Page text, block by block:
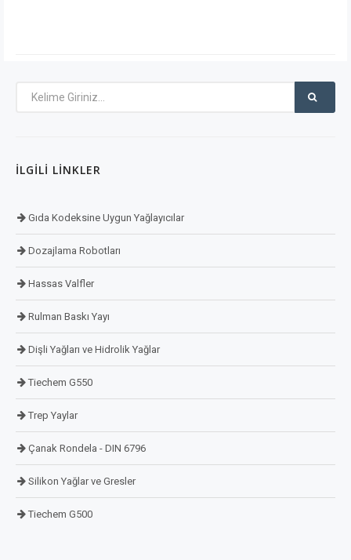
İLGILI LINKLER
Gıda Kodeksine Uygun Yağlayıcılar
Dozajlama Robotları
Hassas Valfler
Rulman Baskı Yayı
Dişli Yağları ve Hidrolik Yağlar
Tiechem G550
Trep Yaylar
Çanak Rondela - DIN 6796
Silikon Yağlar ve Gresler
Tiechem G500